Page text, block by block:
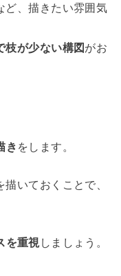
ど、描きたい雰囲気
枝が少ない構図がお
き をします。
いておくことで、
を重視 しましょう。